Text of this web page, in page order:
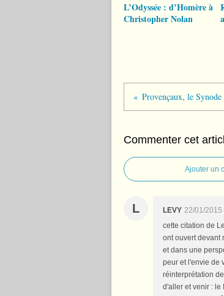
L’Odyssée : d’Homère à
Christopher Nolan
Commenter cet
Ajouter un
L LEVY 22/01/2015
cette citation de
ont ouvert devant
et dans une
peur et l'envie de
réinterprétation
d'aller et venir : le